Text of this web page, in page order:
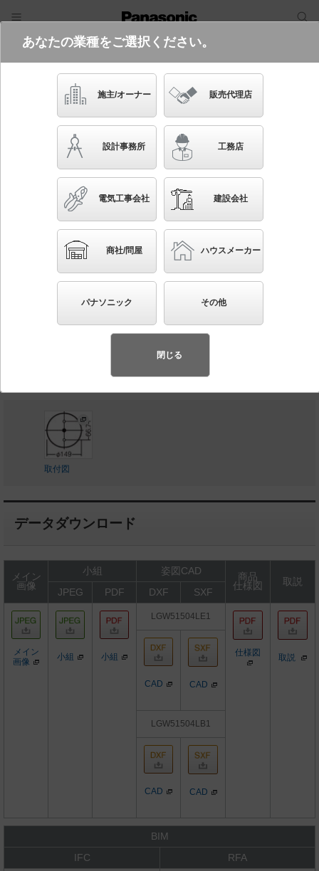
電気・建築設備（ビジネス）
フリーワード
品番・キーワード
かんたん照度計算
LGW51504 LE1
起動方式違いの商品を見る
天井直付型 LED（昼白色） ダウンシーリング 拡散
タイプ 防雨型 白熱電球100形1灯器具相当
◆希望小売価格 14,400 円（税抜）
取付図
データダウンロード
メイン
画像
小組 姿図CAD
商品
仕様図
取説
JPEG
PDF DXF SXF
メイン
画像
小組 小組
LGW51504LE1
仕様図 取説
CAD CAD
LGW51504LB1
CAD CAD
BIM
IFC
RFA
あなたの業種をご選択ください。
施主/オーナー 販売代理店
設計事務所 工務店
電気工事会社 建設会社
商社/問屋 ハウスメーカー
パナソニック その他
閉じる